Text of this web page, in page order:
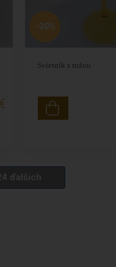
Svietnik s ružou
-30%
ďalších